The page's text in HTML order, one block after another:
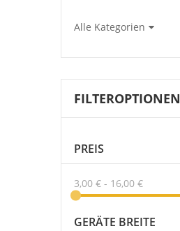
Alle Kategorien
FILTEROPTIONEN
PREIS
3,00 € - 16,00 €
GERÄTE BREITE